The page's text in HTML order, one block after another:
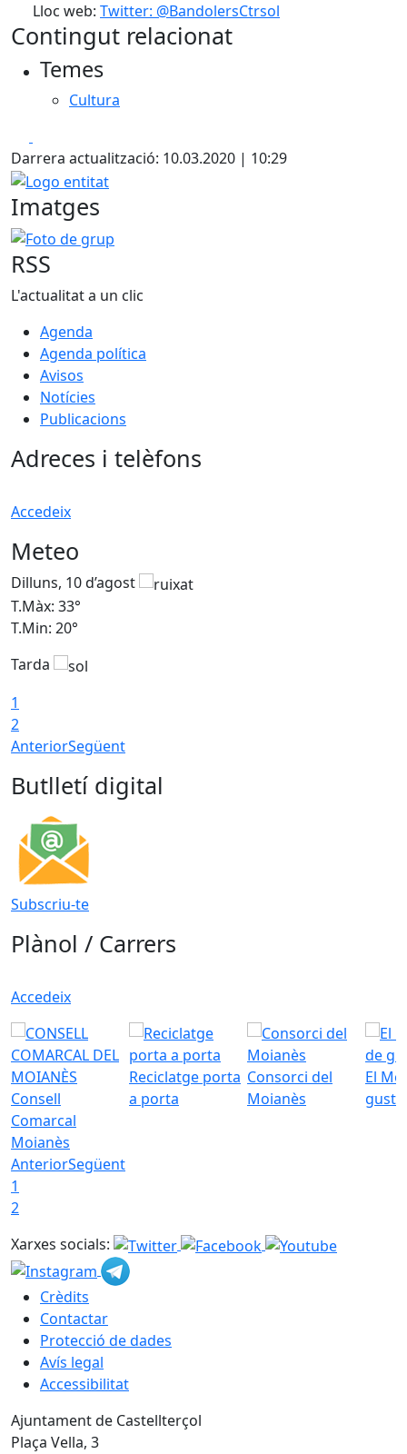
Lloc web: Twitter: @BandolersCtrsol
Contingut relacionat
Temes
Cultura
Darrera actualització: 10.03.2020 | 10:29
Logo entitat
Imatges
Foto de grup
RSS
L'actualitat a un clic
Agenda
Agenda política
Avisos
Notícies
Publicacions
Adreces i telèfons
Accedeix
Meteo
Dilluns, 10 d’agost
T.Màx: 33°
T.Min: 20°
Tarda
1
2
AnteriorSegüent
Butlletí digital
Subscriu-te
Plànol / Carrers
Accedeix
Consell
Comarcal
Moianès
Reciclatge porta
a porta
Consorci del
Moianès
El
gust
AnteriorSegüent
1
2
Xarxes socials:
Crèdits
Contactar
Protecció de dades
Avís legal
Accessibilitat
Ajuntament de Castellterçol
Plaça Vella, 3